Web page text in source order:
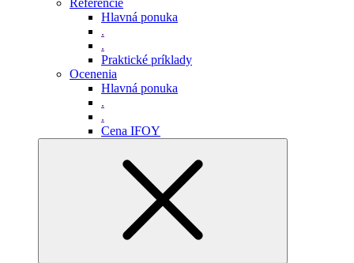
Referencie
Hlavná ponuka
.
.
Praktické príklady
Ocenenia
Hlavná ponuka
.
.
Cena IFOY